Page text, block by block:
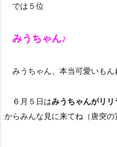
では５位
みうちゃん♪
みうちゃん、本当可愛いもん
６月５日はみうちゃんがリ
からみんな見に来てね（唐突の